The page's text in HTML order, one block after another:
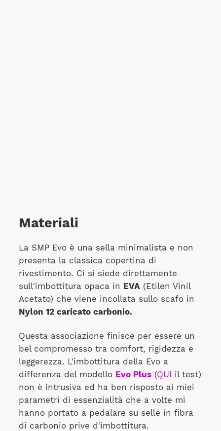
Materiali
La SMP Evo è una sella minimalista e non
presenta la classica copertina di
rivestimento. Ci si siede direttamente
sull'imbottitura opaca in
EVA(Etilen Vinil
Acetato) che viene incollata sullo scafo in
Nylon 12 caricato carbonio.
Questa associazione finisce per essere un
bel compromesso tra comfort, rigidezza e
leggerezza. L'imbottitura della Evo a
differenza del modello Evo Plus(QUI il test)
non è intrusiva ed ha ben risposto ai miei
parametri di essenzialità che a volte mi
hanno portato a pedalare su selle in fibra
di carbonio prive d'imbottitura.